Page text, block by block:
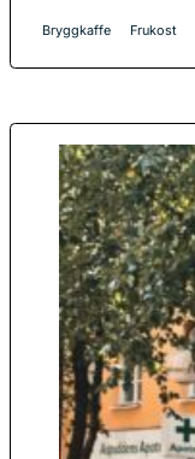
Bryggkaffe Frukost